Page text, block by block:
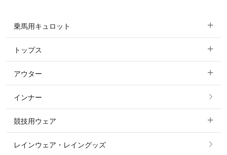
乗馬用キュロット
すべてのキュロット
フルグリップ・尻革 キュロット
ニーグリップ・膝革 キュロット
トップス
すべてのトップス
ポロシャツ
カットソー・Tシャツ・タンクトップ
アウター
すべてのアウター
コート
ジャケット・ブルゾン
インナー
競技用ウェア
すべての競技用ウェア
レインウェア・レイングッズ